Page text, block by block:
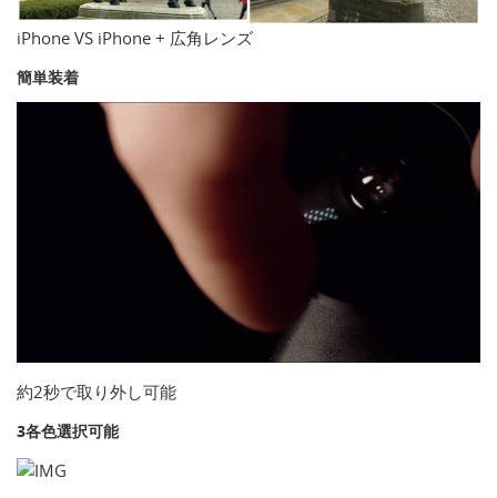
iPhone VS iPhone + 広角レンズ
簡単装着
約2秒で取り外し可能
3各色選択可能